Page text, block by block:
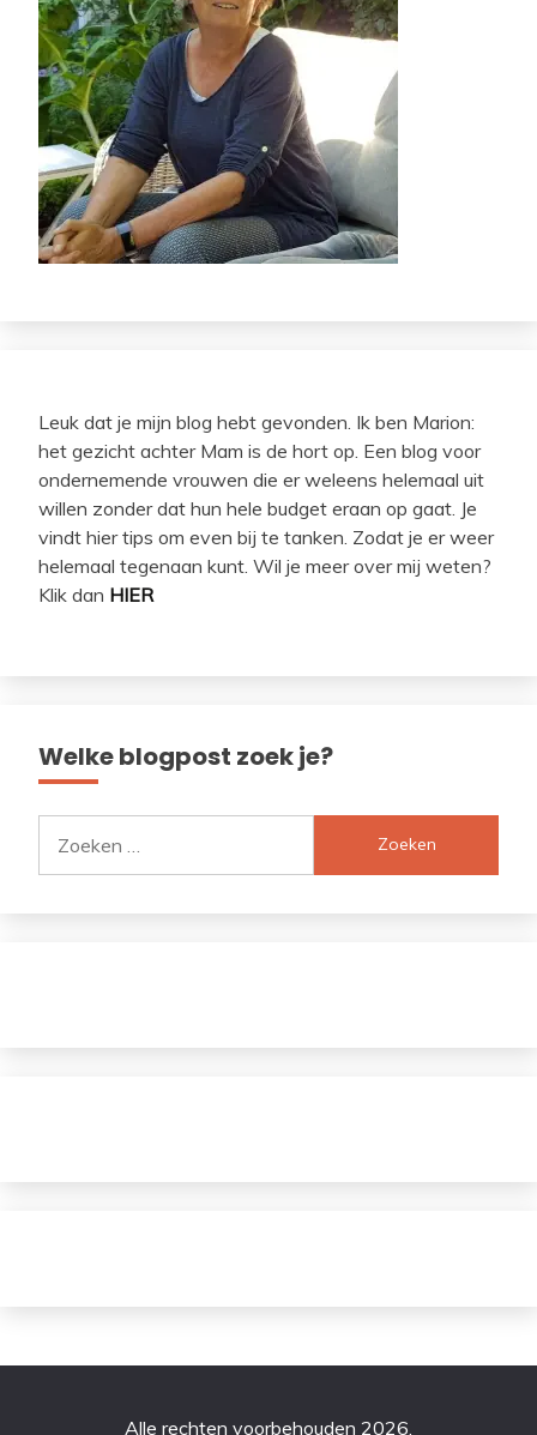
Leuk dat je mijn blog hebt gevonden. Ik ben Marion:
het gezicht achter Mam is de hort op. Een blog voor
ondernemende vrouwen die er weleens helemaal uit
willen zonder dat hun hele budget eraan op gaat. Je
vindt hier tips om even bij te tanken. Zodat je er weer
helemaal tegenaan kunt. Wil je meer over mij weten?
Klik dan HIER
Welke blogpost zoek je?
naar:
Alle rechten voorbehouden 2026.